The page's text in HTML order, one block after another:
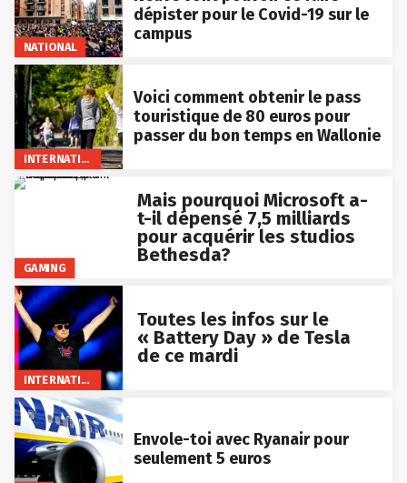
NATIONAL
dépister pour le Covid-19 sur le
campus
INTERNATIONAL
Voici comment obtenir le pass
touristique de 80 euros pour
passer du bon temps en Wallonie
GAMING
Mais pourquoi Microsoft a-
t-il dépensé 7,5 milliards
pour acquérir les studios
Bethesda?
INTERNATIONAL
Toutes les infos sur le
« Battery Day » de Tesla
de ce mardi
Envole-toi avec Ryanair pour
seulement 5 euros